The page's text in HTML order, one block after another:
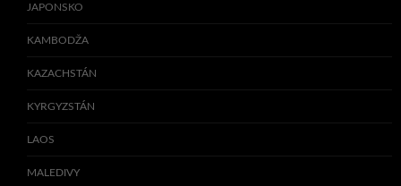
JAPONSKO
KAMBODŽA
KAZACHSTÁN
KYRGYZSTÁN
LAOS
MALEDIVY